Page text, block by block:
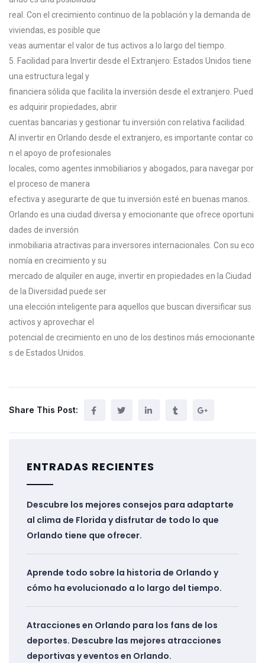
real.
Con el crecimiento continuo de la población y la demanda de
viviendas, es posible que
veas aumentarel valor de tus activos a lo largo del tiempo.
5. Facilidad para Invertir desde el Extranjero: Estados Unidos tiene
una estructura legal y
financiera sólida que facilita la inversión desde el extranjero. Pued
es adquirirpropiedades, abrir
cuentas bancarias y gestionartu inversión con relativa facilidad.
Al invertiren Orlando desde el extranjero, es importante contar co
n el apoyo de profesionales
locales, como agentes inmobiliarios y abogados, para navegarpor
el proceso de manera
efectiva y asegurarte de que tu inversión esté en buenas manos.
Orlando es una ciudad diversa yemocionante que ofrece oportuni
dades de inversión
inmobiliaria atractivas para inversores internacionales. Con su eco
nomía en crecimiento ysu
mercado de alquileren auge, invertiren propiedades en la Ciudad
de la Diversidad puede ser
una elección inteligente para aquellos que buscan diversificarsus
activos y aprovecharel
potencial de crecimiento en uno de los destinos más emocionante
s de Estados Unidos.
Share This Post:
ENTRADAS RECIENTES
Descubre los mejores consejos para adaptarte
al clima de Florida y disfrutar de todo lo que
Orlando tiene que ofrecer.
Aprende todo sobre la historia de Orlando y
cómo ha evolucionado a lo largo del tiempo.
Atracciones en Orlando para los fans de los
deportes. Descubre las mejores atracciones
deportivas y eventos en Orlando.